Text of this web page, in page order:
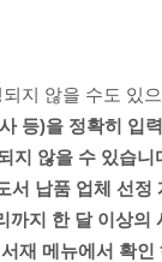
지 않을 수도 있
등)을 정확히 입
지 않을 수 있습니
서 납품 업체 선
까지 한 달 이상의
재 메뉴에서 확인